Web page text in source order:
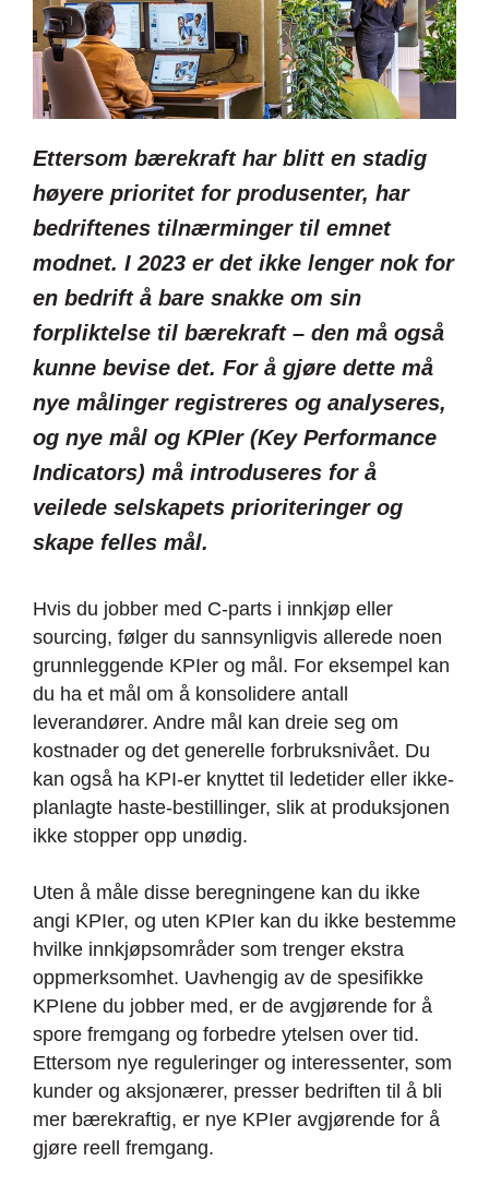
Ettersom bærekraft har blitt en stadig
høyere prioritet for produsenter, har
bedriftenes tilnærminger til emnet
modnet. I 2023 er det ikke lenger nok for
en bedrift å bare snakke om sin
forpliktelse til bærekraft – den må også
kunne bevise det. For å gjøre dette må
nye målinger registreres og analyseres,
og nye mål og KPIer (Key Performance
Indicators) må introduseres for å
veilede selskapets prioriteringer og
skape felles mål.
Hvis du jobber med C-parts i innkjøp eller
sourcing, følger du sannsynligvis allerede noen
grunnleggende KPIer og mål. For eksempel kan
du ha et mål om å konsolidere antall
leverandører. Andre mål kan dreie seg om
kostnader og det generelle forbruksnivået. Du
kan også ha KPI-er knyttet til ledetider eller ikke-
planlagte haste-bestillinger, slik at produksjonen
ikke stopper opp unødig.
Uten å måle disse beregningene kan du ikke
angi KPIer, og uten KPIer kan du ikke bestemme
hvilke innkjøpsområder som trenger ekstra
oppmerksomhet. Uavhengig av de spesifikke
KPIene du jobber med, er de avgjørende for å
spore fremgang og forbedre ytelsen over tid.
Ettersom nye reguleringer og interessenter, som
kunder og aksjonærer, presser bedriften til å bli
mer bærekraftig, er nye KPIer avgjørende for å
gjøre reell fremgang.